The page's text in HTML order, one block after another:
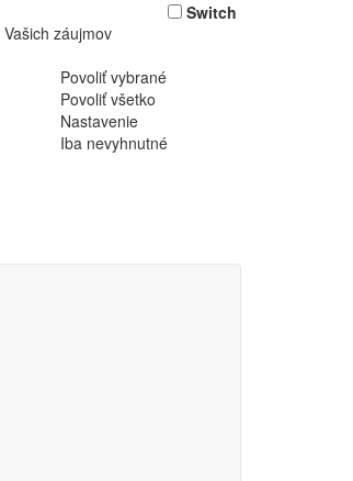
záujmov
Switch
Povoliť vybrané
Povoliť všetko
Nastavenie
Iba nevyhnutné